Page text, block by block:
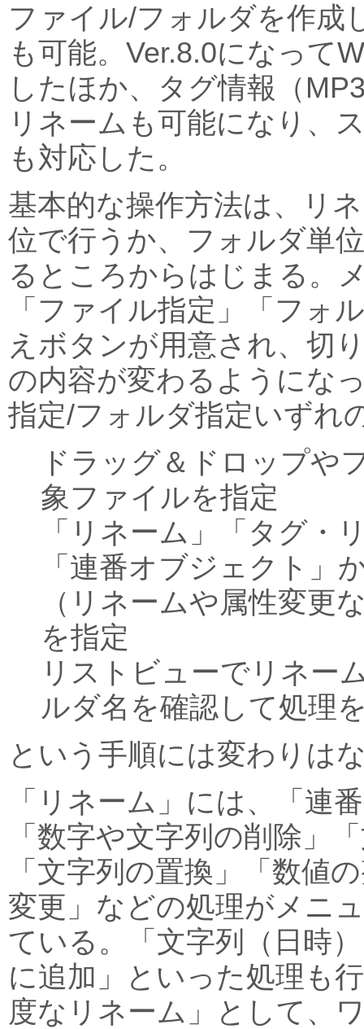
ファイル/フォルダを作成
も可能。Ver.8.0になって
したほか、タグ情報（
リネームも可能になり、
も対応した。
基本的な操作方法は、リ
位で行うか、フォルダ単
るところからはじまる。
「ファイル指定」「フォ
えボタンが用意され、切
の内容が変わるようにな
指定/フォルダ指定いずれ
ドラッグ＆ドロップや
象ファイルを指定
「リネーム」「タグ・
「連番オブジェクト」
（リネームや属性変更
を指定
リストビューでリネー
ルダ名を確認して処理
という手順には変わりは
「リネーム」には、「連
「数字や文字列の削除」
「文字列の置換」「数値
変更」などの処理がメニ
ている。「文字列（日時
に追加」といった処理も
度なリネーム」として、